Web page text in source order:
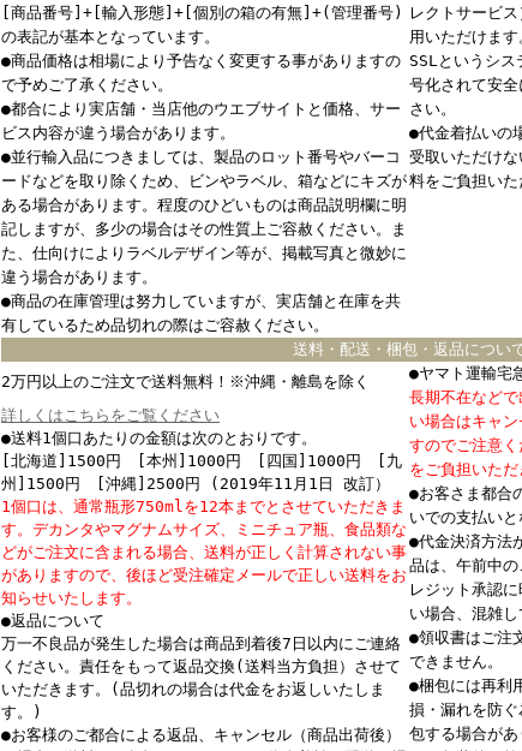
[商品番号]+[輸入形態]+[個別の箱の有無]+(管理番号)
の表記が基本となっています。
●商品価格は相場により予告なく変更する事がありますの
で予めご了承ください。
●都合により実店舗・当店他のウエブサイトと価格、サー
ビス内容が違う場合があります。
●並行輸入品につきましては、製品のロット番号やバーコ
ードなどを取り除くため、ビンやラベル、箱などにキズが
ある場合があります。程度のひどいものは商品説明欄に明
記しますが、多少の場合はその性質上ご容赦ください。ま
た、仕向けによりラベルデザイン等が、掲載写真と微妙に
違う場合があります。
●商品の在庫管理は努力していますが、実店舗と在庫を共
有しているため品切れの際はご容赦ください。
レクトサービ
用いただけま
SSLというシ
号化されて安
さい。
●代金着払いの
受取いただけ
料をご負担い
送料・配送・梱包・返品につい
2万円以上のご注文で送料無料！※沖縄・離島を除く
詳しくはこちらをご覧ください
●送料1個口あたりの金額は次のとおりです。
[北海道]1500円 [本州]1000円 [四国]1000円 [九
州]1500円 [沖縄]2500円 (2019年11月1日 改訂）
1個口は、通常瓶形750mlを12本までとさせていただきま
す。デカンタやマグナムサイズ、ミニチュア瓶、食品類な
どがご注文に含まれる場合、送料が正しく計算されない事
がありますので、後ほど受注確定メールで正しい送料をお
知らせいたします。
●返品について
万一不良品が発生した場合は商品到着後7日以内にご連絡
ください。責任をもって返品交換(送料当方負担）させて
いただきます。(品切れの場合は代金をお返しいたしま
す。)
●お客様のご都合による返品、キャンセル（商品出荷後）
●ヤマト運輸宅
長期不在など
い場合はキャ
すのでご注意
をご負担いた
●お客さま都合
いでの支払い
●代金決済方法
品は、午前中
レジット承認
い場合、混雑
●領収書はご注
できません。
●梱包には再利
損・漏れを防
包する場合が